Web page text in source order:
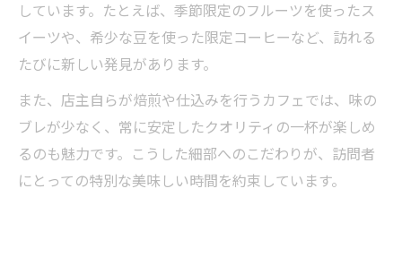
しています。たとえば、季節限定のフルーツを使ったス
イーツや、希少な豆を使った限定コーヒーなど、訪れる
たびに新しい発見があります。
また、店主自らが焙煎や仕込みを行うカフェでは、味の
ブレが少なく、常に安定したクオリティの一杯が楽しめ
るのも魅力です。こうした細部へのこだわりが、訪問者
にとっての特別な美味しい時間を約束しています。